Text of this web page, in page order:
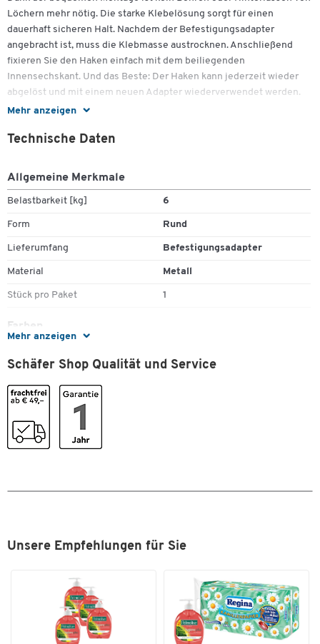
Mehr anzeigen
Löchern mehr nötig. Die starke Klebelösung sorgt für einen
dauerhaft sicheren Halt. Nachdem der Befestigungsadapter
angebracht ist, muss die Klebmasse austrocknen. Anschließend
fixieren Sie den Haken einfach mit dem beiliegenden
Innensechskant. Und das Beste: Der Haken kann jederzeit wieder
abgelöst und mit einem neuen Adapter wiederverwendet werden.
Aufhängen von Jacken und Mänteln zum Kinderspiel.
Staub entstehen. Staub nicht einatmen.
Befestigung ohne Bohren
Befestigungsadapter (BK20)
Edelstahloptik
Mehr anzeigen
Technische Daten
Allgemeine Merkmale
Belastbarkeit [kg] 6
Form Rund
Lieferumfang Befestigungsadapter
Material Metall
Stück pro Paket 1
Farben
Schäfer Shop Qualität und Service
Unsere Empfehlungen für Sie
Zum Zoomen doppeltippen